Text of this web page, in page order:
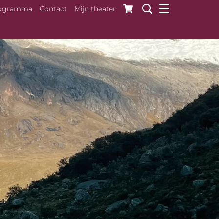
Contact Mijn theater